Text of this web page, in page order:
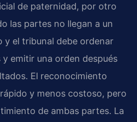
de paternidad, por otro
las partes no llegan a un
y el tribunal debe ordenar
emitir una orden después
El reconocimiento
y menos costoso, pero
de ambas partes. La